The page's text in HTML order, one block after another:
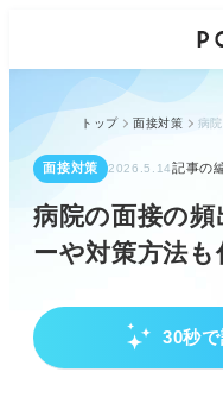
トップ 面接対策
面接対策 2026.5.14記事の
病院の面接の
ーや対策方法
30秒
病院面接で評価さ